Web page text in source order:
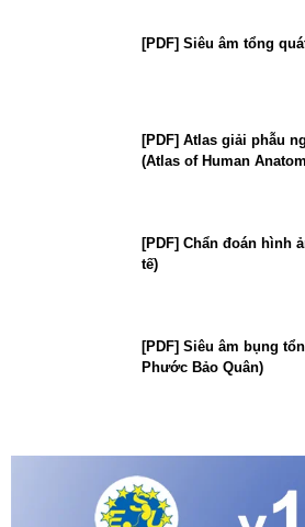
[PDF] Siêu âm tổng
[PDF] Atlas giải phẫu
(Atlas of Human
[PDF] Chẩn đoán hình
tế)
[PDF] Siêu âm bụng
Phước Bảo Quân)